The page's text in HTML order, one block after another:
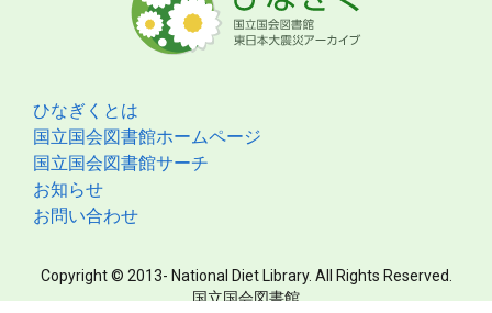
ひなぎくとは
国立国会図書館ホームページ
国立国会図書館サーチ
お知らせ
お問い合わせ
Copyright © 2013- National Diet Library. All Rights Reserved.